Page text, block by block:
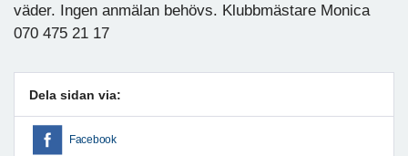
väder. Ingen anmälan behövs. Klubbmästare Monica
070 475 21 17
Dela sidan via:
Facebook